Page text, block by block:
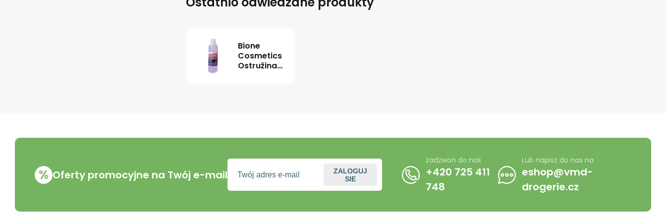
Bione
Cosmetics
Ostružina
% Oferty promocyjne na Twój e-mail
ZALOGUJ
SIE
zadzwoń do nas
+420 725 411
748
Lub napisz do nas na
eshop@vmd-
drogerie.cz